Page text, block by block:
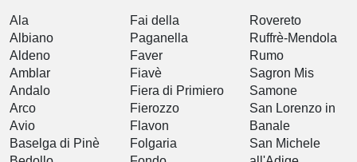
Ala
Albiano
Aldeno
Amblar
Andalo
Arco
Avio
Baselga di Pinè
Fai della
Paganella
Faver
Fiavè
Fiera di Primiero
Fierozzo
Flavon
Folgaria
Rovereto
Ruffrè-Mendola
Rumo
Sagron Mis
Samone
San Lorenzo in
Banale
San Michele